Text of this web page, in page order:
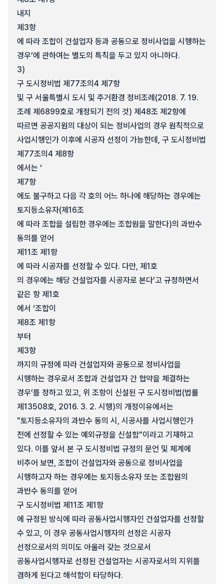
내지
제3항
에 따라 조합이 건설업자 등과 공동으로 정비사업을 시행하는
경우’에 관하여는 별도의 특칙을 두고 있지 아니하다.
3)
구 도시정비법 제77조의4 제7항
및 구 서울특별시 도시 및 주거환경 정비조례(2018. 7. 19.
조례 제6899호로 개정되기 전의 것) 제48조 제2항에
따르면 공공지원의 대상이 되는 정비사업의 경우 원칙적으로
사업시행인가 이후에 시공자 선정이 가능한데, 구 도시정비법
제77조의4 제8항
에서는 ‘
제7항
에도 불구하고 다음 각 호의 어느 하나에 해당하는 경우에는
토지등소유자(제16조
에 따라 조합을 설립한 경우에는 조합원을 말한다)의 과반수
동의를 얻어
제11조 제1항
에 따라 시공자를 선정할 수 있다. 다만, 제1호
의 경우에는 해당 건설업자를 시공자로 본다’고 규정하면서
같은 항 제1호
에서 ‘조합이
제8조 제1항
부터
제3항
까지의 규정에 따라 건설업자와 공동으로 정비사업을
시행하는 경우로서 조합과 건설업자 간 협약을 체결하는
경우’를 정하고 있고, 위 조항이 신설된 구 도시정비법(법률
제13508호, 2016. 3. 2. 시행)의 개정이유에서는
"토지등소유자의 과반수 동의 시, 시공사를 사업시행인가
전에 선정할 수 있는 예외규정을 신설함"이라고 기재하고
있다. 이를 앞서 본 구 도시정비법 규정의 문언 및 체계에
비추어 보면, 조합이 건설업자와 공동으로 정비사업을
시행하고자 하는 경우에는 토지등소유자 또는 조합원의
과반수 동의를 얻어
구 도시정비법 제11조 제1항
에 규정된 방식에 따라 공동사업시행자인 건설업자를 선정할
수 있고, 이 경우 공동사업시행자의 선정은 시공자
선정으로서의 의미도 아울러 갖는 것으로서
공동사업시행자로 선정된 건설업자는 시공자로서의 지위를
겸하게 된다고 해석함이 타당하다.